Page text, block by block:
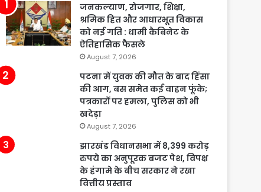
जनकल्याण, रोजगार, शिक्षा,
श्रमिक हित और आधारभूत विकास
को नई गति : धामी कैबिनेट के
ऐतिहासिक फैसले
August 7, 2026
पटना में युवक की मौत के बाद हिंसा
की आग, बस समेत कई वाहन फूंके;
पत्रकारों पर हमला, पुलिस को भी
खदेड़ा
August 7, 2026
झारखंड विधानसभा में 8,399 करोड़
रुपये का अनुपूरक बजट पेश, विपक्ष
के हंगामे के बीच सरकार ने रखा
वित्तीय प्रस्ताव